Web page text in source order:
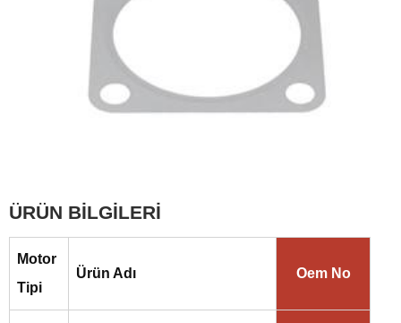
ÜRÜN BİLGİLERİ
Motor
Tipi
Ürün Adı Oem No